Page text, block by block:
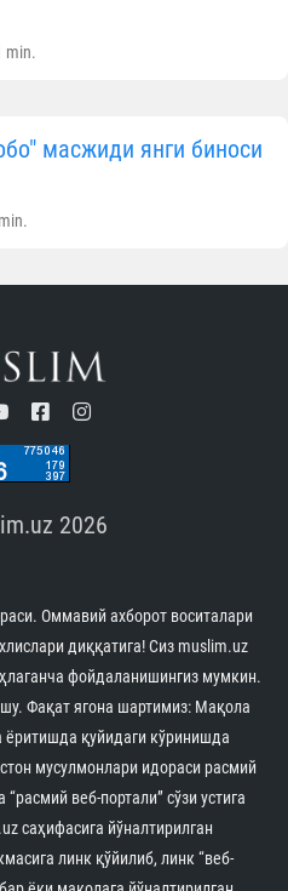
min.
масжиди янги биноси
2026
Оммавий ахборот воситалари
диққатига! Сиз muslim.uz
фойдаланишингиз мумкин.
Фақат ягона шартимиз: Мақола
ёритишда қуйидаги кўринишда
мусулмонлари идораси расмий
веб-портали” сўзи устига
саҳифасига йўналтирилган
линк қўйилиб, линк “веб-